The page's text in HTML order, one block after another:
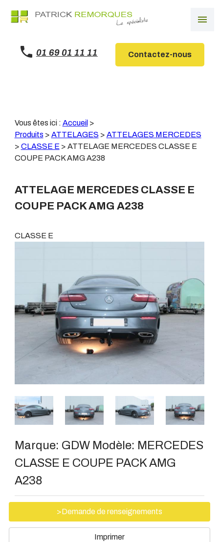
menu
01 69 01 11 11 Contactez-nous
Vous êtes ici : Accueil >
Produits > ATTELAGES > ATTELAGES MERCEDES
> CLASSE E > ATTELAGE MERCEDES CLASSE E
COUPE PACK AMG A238
ATTELAGE MERCEDES CLASSE E
COUPE PACK AMG A238
CLASSE E
Marque: GDW Modèle: MERCEDES
CLASSE E COUPE PACK AMG
A238
>Demande de renseignements
Imprimer